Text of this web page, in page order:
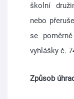
školní
nebo
se
vyhlášky č.
Způsob